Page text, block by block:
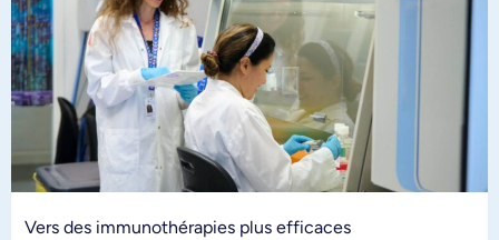
Vers des immunothérapies plus efficaces